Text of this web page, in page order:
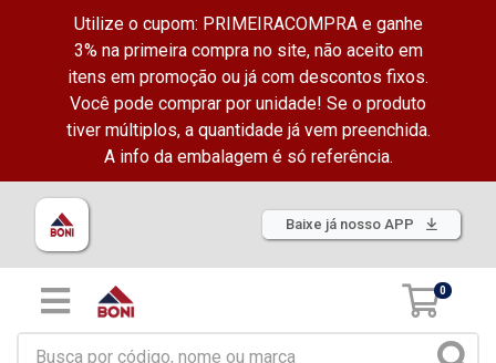
Utilize o cupom: PRIMEIRACOMPRA e ganhe
3% na primeira compra no site, não aceito em
itens em promoção ou já com descontos fixos.
Você pode comprar por unidade! Se o produto
tiver múltiplos, a quantidade já vem preenchida.
A info da embalagem é só referência.
Baixe já nosso APP
0